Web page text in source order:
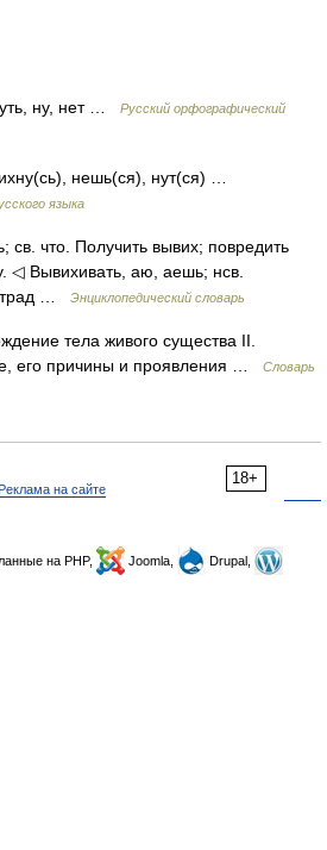
ну, нет …
Русский орфографический
нешь(ся), нут(ся) …
языка
св. что. Получить вывих; повредить
◁ Вывихивать, аю, аешь; нсв.
…
Энциклопедический словарь
тела живого существа II.
его причины и проявления …
Словарь
18+
Реклама на сайте
на PHP, Joomla,
Drupal,